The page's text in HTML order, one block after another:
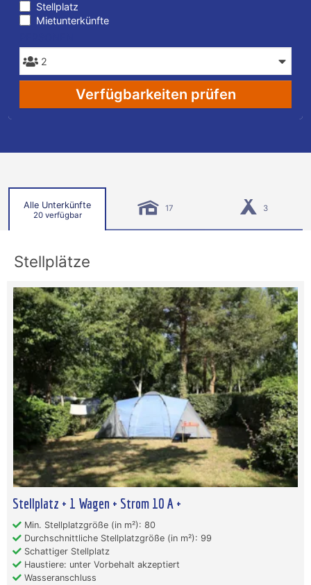
Stellplatz
Mietunterkünfte
Verfügbarkeiten prüfen
Alle Unterkünfte
20 verfügbar
17 3
Stellplätze
Stellplatz + 1 Wagen + Strom 10 A +
Min. Stellplatzgröße (in m²): 80
Durchschnittliche Stellplatzgröße (in m²): 99
Schattiger Stellplatz
Haustiere: unter Vorbehalt akzeptiert
Wasseranschluss